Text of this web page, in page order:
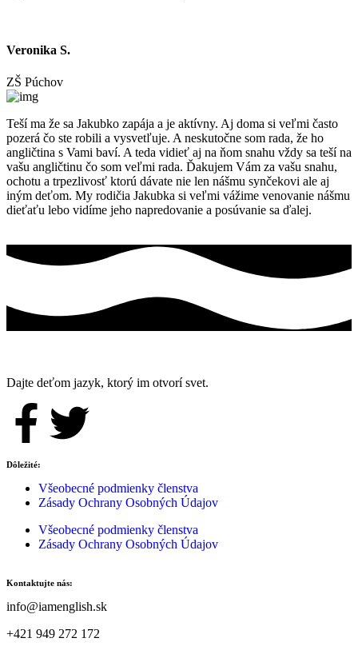
Veronika S.
ZŠ Púchov
Teší ma že sa Jakubko zapája a je aktívny. Aj doma si veľmi často
pozerá čo ste robili a vysvetľuje. A neskutočne som rada, že ho
angličtina s Vami baví. A teda vidieť aj na ňom snahu vždy sa teší na
vašu angličtinu čo som veľmi rada. Ďakujem Vám za vašu snahu,
ochotu a trpezlivosť ktorú dávate nie len nášmu synčekovi ale aj
iným deťom. My rodičia Jakubka si veľmi vážime venovanie nášmu
dieťaťu lebo vidíme jeho napredovanie a posúvanie sa ďalej.
Dajte deťom jazyk, ktorý im otvorí svet.
Dôležité:
Všeobecné podmienky členstva
Zásady Ochrany Osobných Údajov
Všeobecné podmienky členstva
Zásady Ochrany Osobných Údajov
Kontaktujte nás:
info@iamenglish.sk
+421 949 272 172